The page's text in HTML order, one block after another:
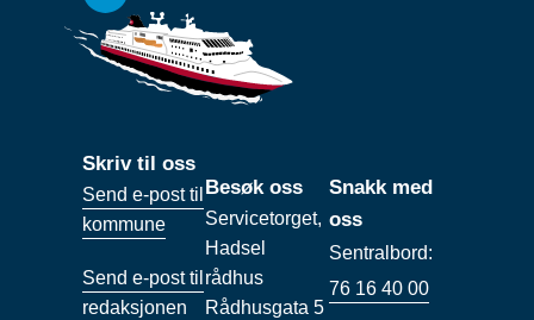
Skriv til oss
Send e-post til
kommune
Send e-post til
redaksjonen
Besøk oss
Servicetorget,
Hadsel
rådhus
Rådhusgata 5
Snakk med
oss
Sentralbord:
76 16 40 00